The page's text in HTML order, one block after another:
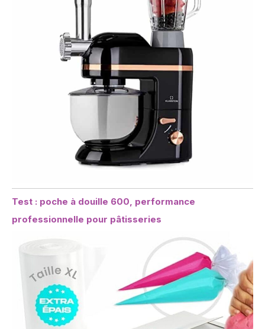
Test : poche à douille 600, performance
professionnelle pour pâtisseries